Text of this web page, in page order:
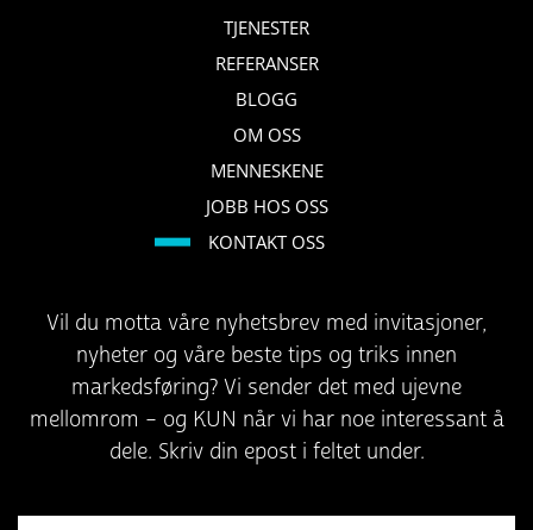
TJENESTER
REFERANSER
BLOGG
OM OSS
MENNESKENE
JOBB HOS OSS
KONTAKT OSS
Vil du motta våre nyhetsbrev med invitasjoner,
nyheter og våre beste tips og triks innen
markedsføring? Vi sender det med ujevne
mellomrom – og KUN når vi har noe interessant å
dele. Skriv din epost i feltet under.